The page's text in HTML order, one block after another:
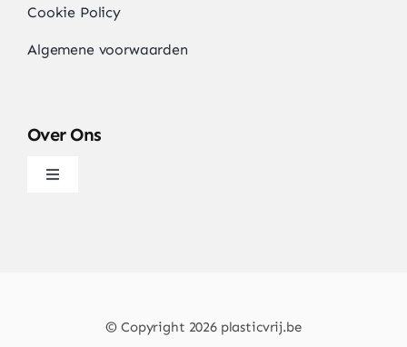
Cookie Policy
Algemene voorwaarden
Over Ons
Navigatie
© Copyright 2026 plasticvrij.be